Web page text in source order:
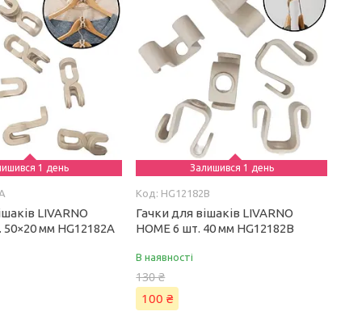
1 день
LIVARNO
50×20 мм HG12182A
Залишився 1 день
HG12182B
Гачки для вішаків LIVARNO
HOME 6 шт. 40 мм HG12182B
В наявності
130 ₴
100 ₴